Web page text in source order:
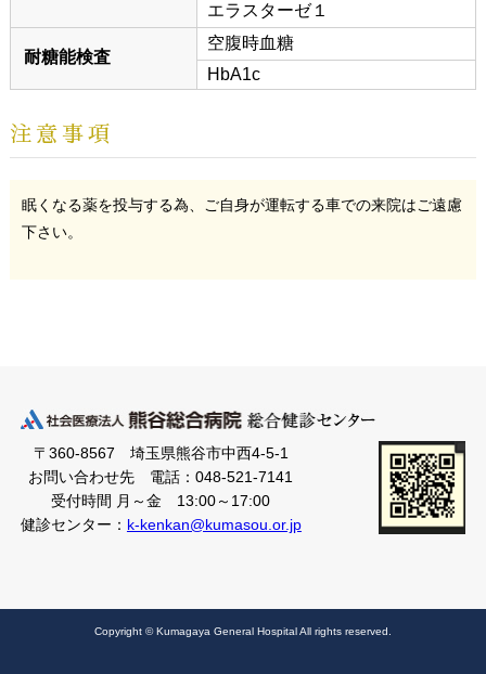
エラスターゼ１
耐糖能検査
空腹時血糖
HbA1c
注意事項
眠くなる薬を投与する為、ご自身が運転する車での来院はご遠慮
下さい。
〒360-8567 埼玉県熊谷市中西4-5-1
お問い合わせ先 電話：048-521-7141
受付時間 月～金 13:00～17:00
健診センター： k-kenkan@kumasou.or.jp
Copyright © Kumagaya General Hospital All rights reserved.